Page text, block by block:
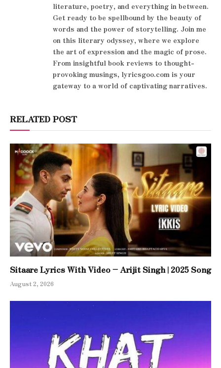
literature, poetry, and everything in between.
Get ready to be spellbound by the beauty of
words and the power of storytelling. Join me
on this literary odyssey, where we explore
the art of expression and the magic of prose.
From insightful book reviews to thought-
provoking musings, lyricsgoo.com is your
gateway to a world of captivating narratives.
RELATED POST
Sitaare Lyrics With Video – Arijit Singh | 2025 Song
August 2, 2026